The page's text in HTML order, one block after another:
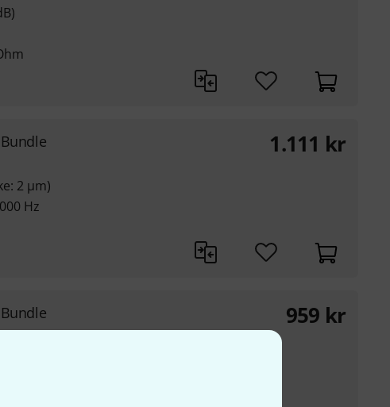
2 µm)
Hz
1.111 kr
959 kr